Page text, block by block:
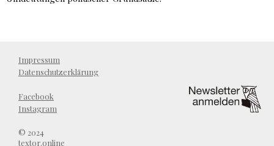
Impressum
Datenschutzerklärung
Facebook
Instagram
© 2024
textor.online